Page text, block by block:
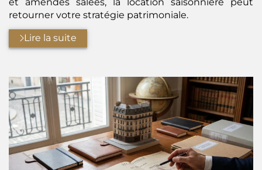
retourner votre stratégie patrimoniale.
Lire la suite